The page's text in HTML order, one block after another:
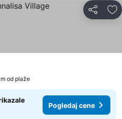
Deli
od plaže
Pogledaj cene